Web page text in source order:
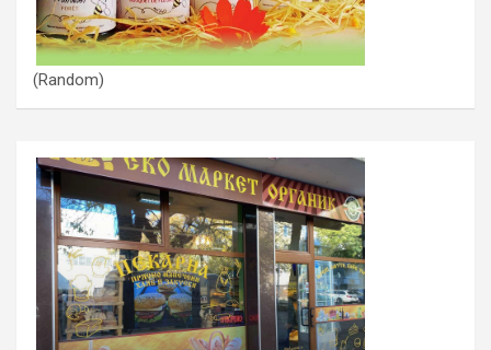
(Random)